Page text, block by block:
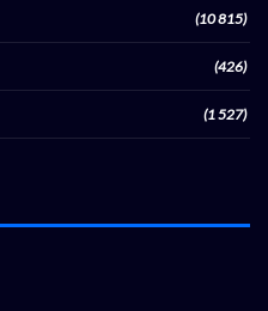
(10 815)
(426)
(1 527)